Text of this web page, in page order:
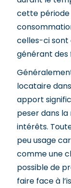
cette période
celles-ci sont
générant des
locataire
apport
peser dans
intérêts.
peu usage
comme une
possible de
faire face à